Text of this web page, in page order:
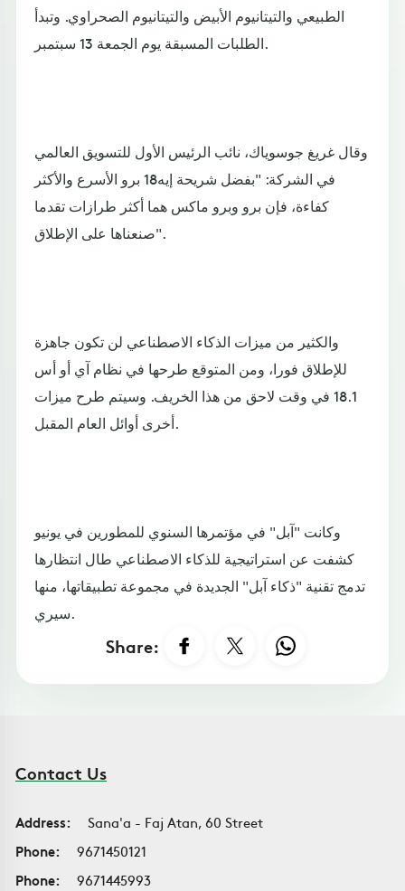
الطبيعي والتيتانيوم الأبيض والتيتانيوم الصحراوي. وتبدأ
الطلبات المسبقة يوم الجمعة 13 سبتمبر.
وقال غريغ جوسوياك، نائب الرئيس الأول للتسويق العالمي
في الشركة: "بفضل شريحة إيه18 برو الأسرع والأكثر
كفاءة، فإن برو وبرو ماكس هما أكثر طرازات تقدما
صنعناها على الإطلاق".
والكثير من ميزات الذكاء الاصطناعي لن تكون جاهزة
للإطلاق فورا، ومن المتوقع طرحها في نظام آي أو أس
18.1 في وقت لاحق من هذا الخريف. وسيتم طرح ميزات
أخرى أوائل العام المقبل.
وكانت "آبل" في مؤتمرها السنوي للمطورين في يونيو
كشفت عن استراتيجية للذكاء الاصطناعي طال انتظارها
تدمج تقنية "ذكاء آبل" الجديدة في مجموعة تطبيقاتها، منها
سيري.
Share:
Contact Us
Address:
Sana'a - Faj Atan, 60 Street
Phone:
9671450121
Phone:
9671445993